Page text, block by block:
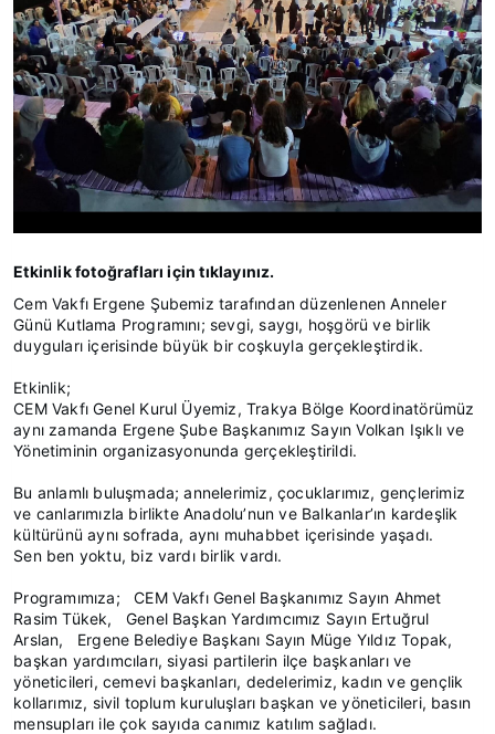
Etkinlik fotoğrafları için tıklayınız.
Cem Vakfı Ergene Şubemiz tarafından düzenlenen Anneler
Günü Kutlama Programını; sevgi, saygı, hoşgörü ve birlik
duyguları içerisinde büyük bir coşkuyla gerçekleştirdik.
Etkinlik;
CEM Vakfı Genel Kurul Üyemiz, Trakya Bölge Koordinatörümüz
aynı zamanda Ergene Şube Başkanımız Sayın Volkan Işıklı ve
Yönetiminin organizasyonunda gerçekleştirildi.
Bu anlamlı buluşmada; annelerimiz, çocuklarımız, gençlerimiz
ve canlarımızla birlikte Anadolu’nun ve Balkanlar’ın kardeşlik
kültürünü aynı sofrada, aynı muhabbet içerisinde yaşadı.
Sen ben yoktu, biz vardı birlik vardı.
Programımıza; CEM Vakfı Genel Başkanımız Sayın Ahmet
Rasim Tükek, Genel Başkan Yardımcımız Sayın Ertuğrul
Arslan, Ergene Belediye Başkanı Sayın Müge Yıldız Topak,
başkan yardımcıları, siyasi partilerin ilçe başkanları ve
yöneticileri, cemevi başkanları, dedelerimiz, kadın ve gençlik
kollarımız, sivil toplum kuruluşları başkan ve yöneticileri, basın
mensupları ile çok sayıda canımız katılım sağladı.